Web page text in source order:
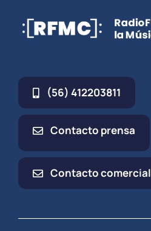
(56) 412203811
Contacto prensa
Contacto comercial